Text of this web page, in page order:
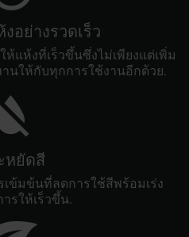
อย่างรวดเร็ว
ห้แห้งที่เร็วขึ้นซึ่งไม่เพียงแต่เพิ่ม
นให้กับทุกการใช้งานอีกด้วย.
หยัดสี
ข้มข้นที่ลดการใช้สีพร้อมเร่ง
รให้เร็วขึ้น.